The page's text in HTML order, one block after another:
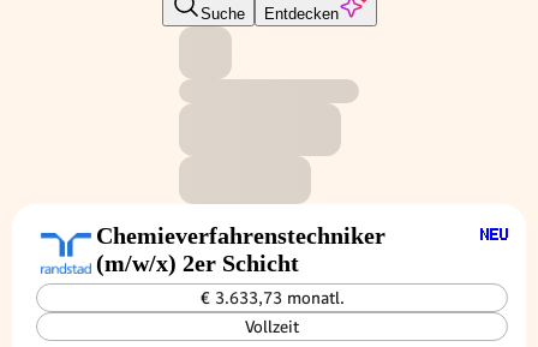
Suche Entdecken
Chemieverfahrenstechniker
(m/w/x) 2er Schicht
€ 3.633,73 monatl.
Vollzeit